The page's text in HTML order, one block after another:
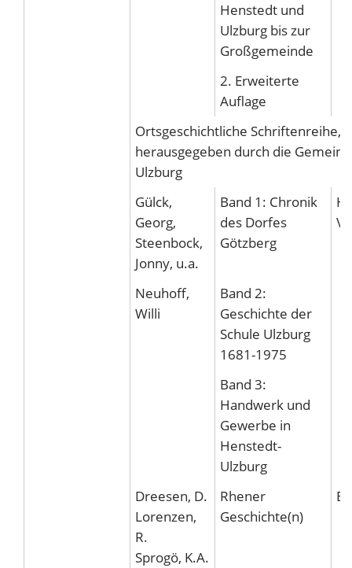
Henstedt und
Ulzburg bis zur
Großgemeinde
2. Erweiterte
Auflage
Ortsgeschichtliche Schriftenreihe,
herausgegeben durch die
Ulzburg
Gülck,
Georg,
Steenbock,
Jonny, u.a.
Band 1: Chronik
des Dorfes
Götzberg
Neuhoff,
Willi
Band 2:
Geschichte der
Schule Ulzburg
1681-1975
Band 3:
Handwerk und
Gewerbe in
Henstedt-
Ulzburg
Dreesen, D.
Lorenzen,
R.
Sprogö, K.A.
Rhener
Geschichte(n)